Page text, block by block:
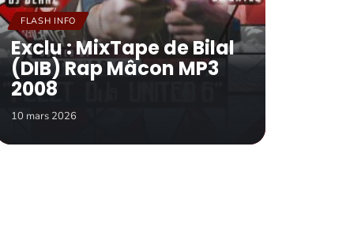
FLASH INFO
Exclu : MixTape de Bilal
(DIB) Rap Mâcon MP3
2008
10 mars 2026